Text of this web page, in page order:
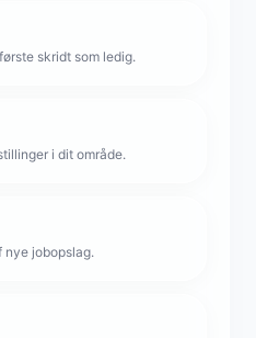
skridt som ledig.
i dit område.
nye jobopslag.